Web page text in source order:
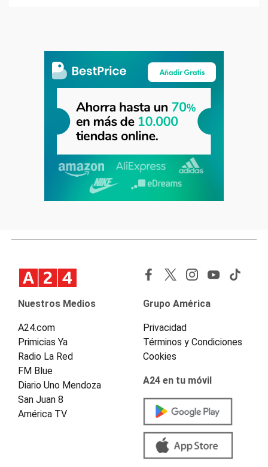
Nuestros Medios
A24.com
Primicias Ya
Radio La Red
FM Blue
Diario Uno Mendoza
San Juan 8
América TV
Grupo América
Privacidad
Términos y Condiciones
Cookies
A24 en tu móvil